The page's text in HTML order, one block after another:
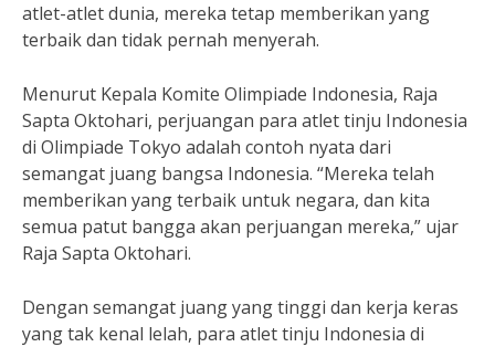
atlet-atlet dunia, mereka tetap memberikan yang
terbaik dan tidak pernah menyerah.
Menurut Kepala Komite Olimpiade Indonesia, Raja
Sapta Oktohari, perjuangan para atlet tinju Indonesia
di Olimpiade Tokyo adalah contoh nyata dari
semangat juang bangsa Indonesia. “Mereka telah
memberikan yang terbaik untuk negara, dan kita
semua patut bangga akan perjuangan mereka,” ujar
Raja Sapta Oktohari.
Dengan semangat juang yang tinggi dan kerja keras
yang tak kenal lelah, para atlet tinju Indonesia di